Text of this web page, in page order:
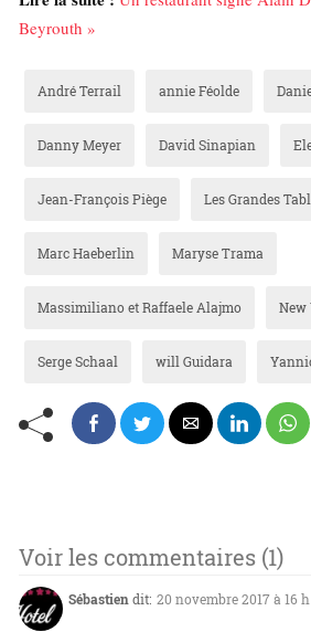
Beyrouth »
André Terrail annie Féolde
Danny Meyer David Sinapian
Jean-François Piège Les Grandes
Marc Haeberlin Maryse Trama
Massimiliano et Raffaele Alajmo New
Serge Schaal will Guidara
Voir les commentaires (1)
Sébastiendit: 20 novembre 2017 à 16